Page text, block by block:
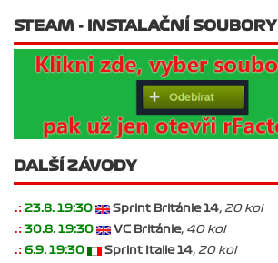
STEAM - INSTALAČNÍ SOUBORY
DALŠÍ ZÁVODY
.: 23.8. 19:30 Sprint Británie 14, 20 kol
.: 30.8. 19:30 VC Británie, 40 kol
.: 6.9. 19:30 Sprint Italie 14, 20 kol